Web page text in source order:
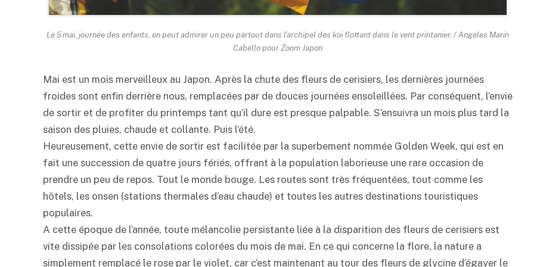
Le 5 mai, journée des enfants, on peut admirer un peu partout dans l’archipel des koi flottant dans le vent printanier. / Angeles Marin
Cabello pour Zoom Japon
Mai est un mois merveilleux au Japon. Après la chute des fleurs de cerisiers, les dernières journées
froides sont enfin derrière nous, remplacées par de douces journées ensoleillées. Par conséquent, l’envie
de sortir et de profiter du printemps tant qu’il dure est presque palpable. S’ensuivra un mois plus tard la
saison des pluies, chaude et collante. Puis l’été.
Heureusement, cette envie de sortir est facilitée par la superbement nommée Golden Week, qui est en
fait une succession de quatre jours fériés, offrant à la population laborieuse une rare occasion de
prendre un peu de repos. Tout le monde bouge. Les routes sont très fréquentées, tout comme les
hôtels, les onsen (stations thermales d’eau chaude) et toutes les autres destinations touristiques
populaires.
A cette époque de l’année, toute mélancolie persistante liée à la disparition des fleurs de cerisiers est
vite dissipée par les consolations colorées du mois de mai. En ce qui concerne la flore, la nature a
simplement remplacé le rose par le violet, car c’est maintenant au tour des fleurs de glycine d’égayer le